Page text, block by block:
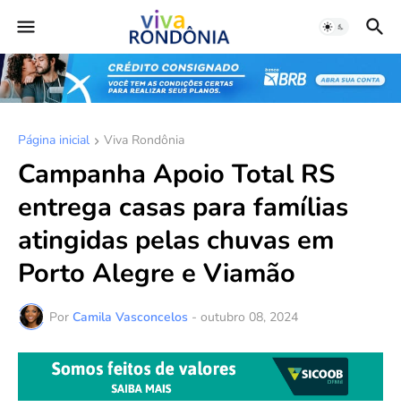
Página inicial Viva Rondônia
Campanha Apoio Total RS
entrega casas para famílias
atingidas pelas chuvas em
Porto Alegre e Viamão
Por Camila Vasconcelos - outubro 08, 2024